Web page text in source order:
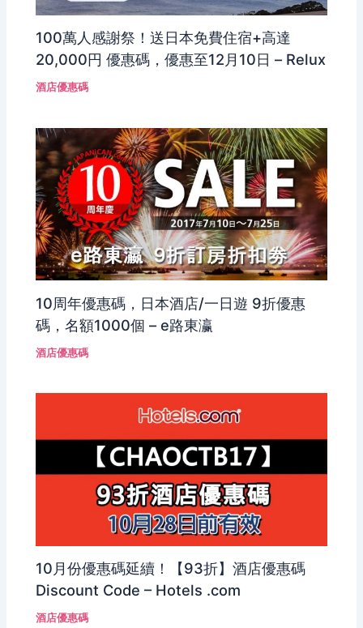
100萬人感謝祭！送日本免費住宿+高達
20,000円 優惠碼，優惠至12月10日 – Relux
酒店優惠碼
10周年優惠碼，日本酒店/一日遊 9折優惠
碼，名額1000個 – e路東瀛
酒店優惠碼
10月份優惠碼延續！【93折】酒店優惠碼
Discount Code – Hotels .com
酒店優惠碼